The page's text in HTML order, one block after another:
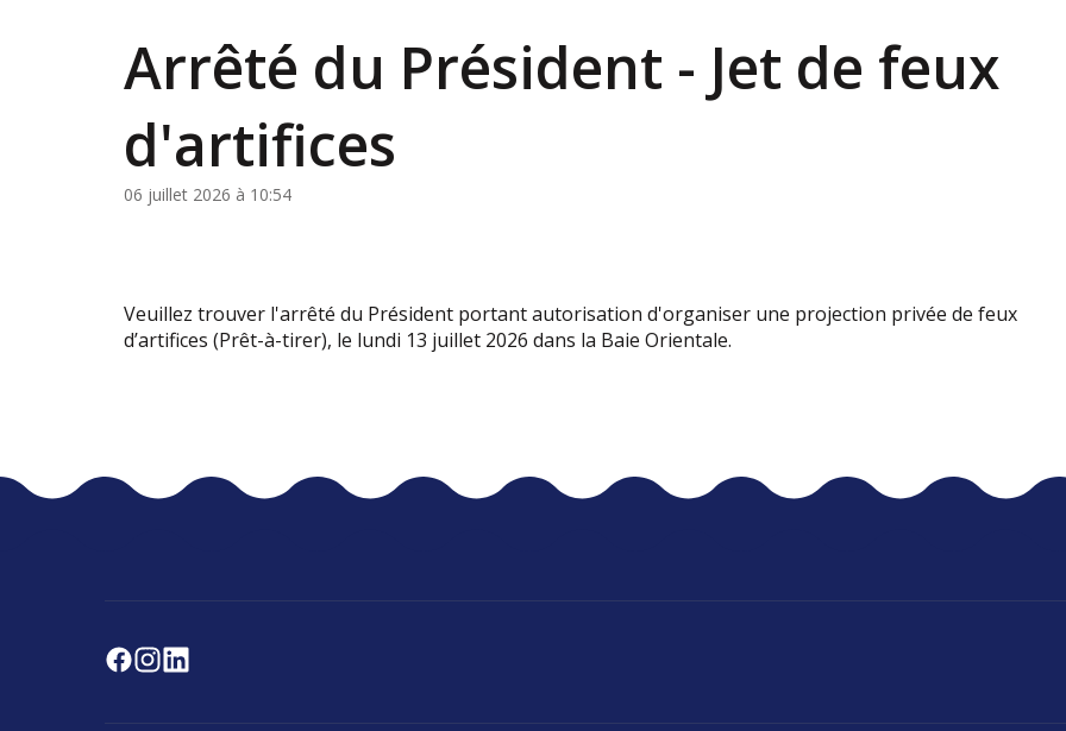
Arrêté du Président - Jet de feux
d'artifices
06 juillet 2026 à 10:54
Veuillez trouver l'arrêté du Président portant autorisation d'organiser une projection privée de feux
d’artifices (Prêt-à-tirer), le lundi 13 juillet 2026 dans la Baie Orientale.